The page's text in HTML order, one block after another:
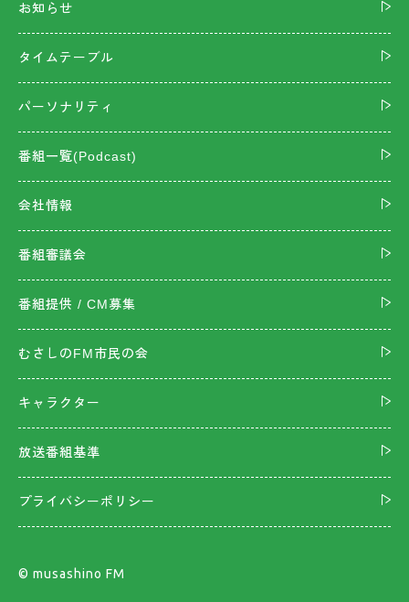
お知らせ
タイムテーブル
パーソナリティ
番組一覧(Podcast)
会社情報
番組審議会
番組提供 / CM募集
むさしのFM市民の会
キャラクター
放送番組基準
プライバシーポリシー
©︎ musashino FM